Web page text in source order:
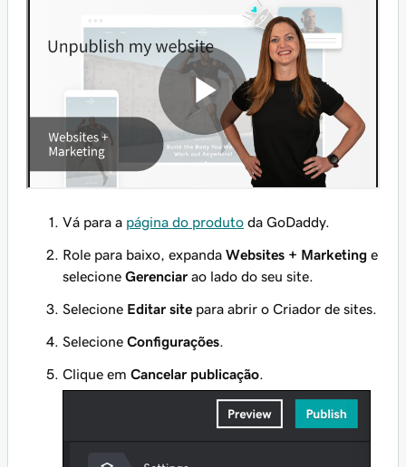
Vá para a página do produto da GoDaddy.
Role para baixo, expanda Websites + Marketing e
selecione Gerenciar ao lado do seu site.
Selecione Editar site para abrir o Criador de sites.
Selecione Configurações.
Clique em Cancelar publicação.